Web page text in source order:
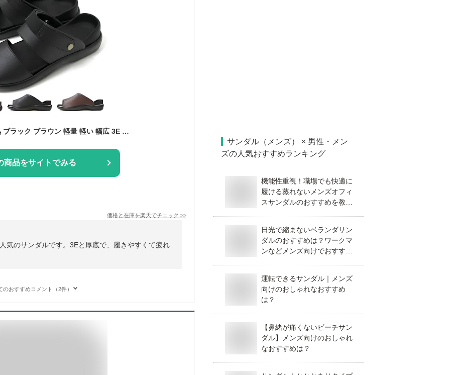
サンダル メンズ 靴 黒 ブラック ブラウン 軽量 軽い 幅広 3E 2way ベルト ストラップ スポーツ 厚底 かかとあり オフィス 日本製 小さいサイズ 履きやすい 歩きやすい 痛くない 疲れない コンフォート エムスリー M.M.M 95 92
商品をサイトでみる
価格と在庫を楽天でチェック >>
気のサンダルです。3Eと厚底で、履きやすくて疲れ
のおすすめコメント（2件）
サンダル（メンズ） × 男性・メン
ズの人気おすすめランキング
機能性重視！職場でも快適に
履ける蒸れないメンズオフィ
スサンダルのおすすめを教え
日光で縮まないベランダサン
ダルのおすすめは？ワークマ
ンなどメンズ向けでおすすめ
運転できるサンダル｜メンズ
向けのおしゃれなおすすめ
は？
【鼻緒が痛くないビーチサン
ダル】メンズ向けのおしゃれ
なおすすめは？